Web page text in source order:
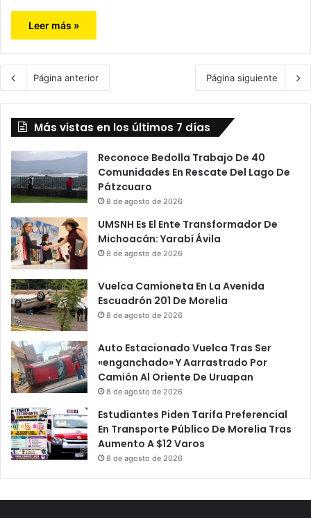
Leer más »
Página anterior Página siguiente
Más vistas en los últimos 7 días
Reconoce Bedolla Trabajo De 40
Comunidades En Rescate Del Lago De
Pátzcuaro
8 de agosto de 2026
UMSNH Es El Ente Transformador De
Michoacán: Yarabí Ávila
8 de agosto de 2026
Vuelca Camioneta En La Avenida
Escuadrón 201 De Morelia
8 de agosto de 2026
Auto Estacionado Vuelca Tras Ser
«enganchado» Y Aarrastrado Por
Camión Al Oriente De Uruapan
8 de agosto de 2026
Estudiantes Piden Tarifa Preferencial
En Transporte Público De Morelia Tras
Aumento A $12 Varos
8 de agosto de 2026